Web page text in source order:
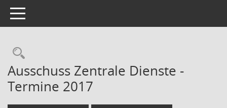
Toggle navigation
Rechercheauswahl
Ausschuss Zentrale Dienste -
Termine 2017